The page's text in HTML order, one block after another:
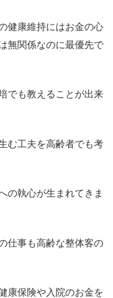
健康維持にはお金の心
無関係なのに最優先で
でも教えることが出来
む工夫を高齢者でも考
の執心が生まれてきま
仕事も高齢な整体客の
康保険や入院のお金を